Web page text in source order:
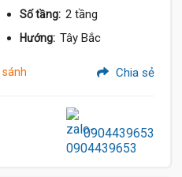
Số tầng: 2 tầng
Hướng: Tây Bắc
sánh Chia sẻ
0904439653